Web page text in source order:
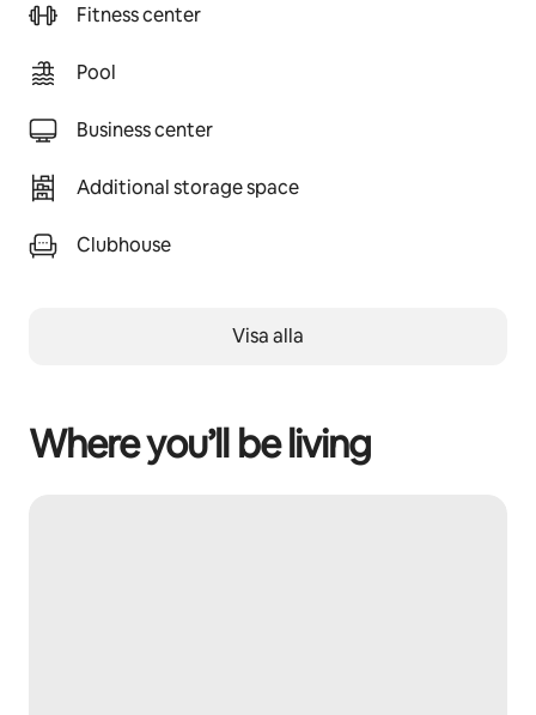
Fitness center
Pool
Business center
Additional storage space
Clubhouse
Visa alla
Where you’ll be living